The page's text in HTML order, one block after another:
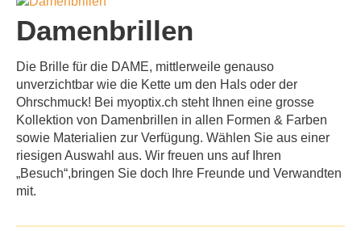
Damenbrillen
Die Brille für die DAME, mittlerweile genauso
unverzichtbar wie die Kette um den Hals oder der
Ohrschmuck! Bei myoptix.ch steht Ihnen eine grosse
Kollektion von Damenbrillen in allen Formen & Farben
sowie Materialien zur Verfügung. Wählen Sie aus einer
riesigen Auswahl aus. Wir freuen uns auf Ihren
„Besuch“,bringen Sie doch Ihre Freunde und Verwandten
mit.